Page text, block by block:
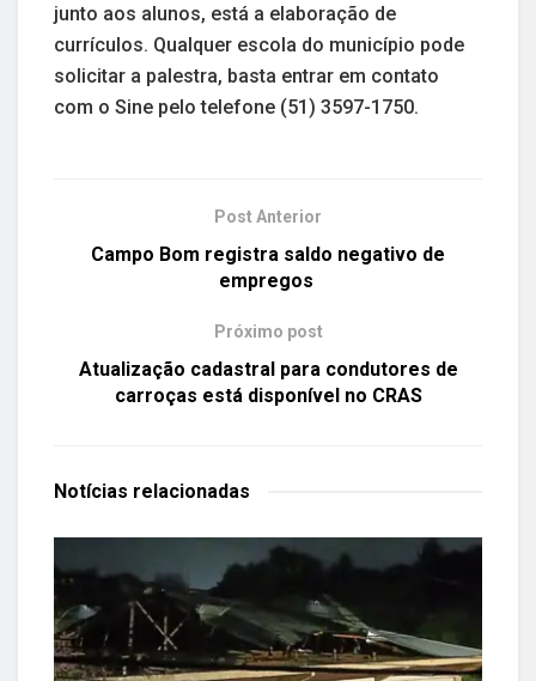
junto aos alunos, está a elaboração de
currículos. Qualquer escola do município pode
solicitar a palestra, basta entrar em contato
com o Sine pelo telefone (51) 3597-1750.
Post Anterior
Campo Bom registra saldo negativo de
empregos
Próximo post
Atualização cadastral para condutores de
carroças está disponível no CRAS
Notícias relacionadas